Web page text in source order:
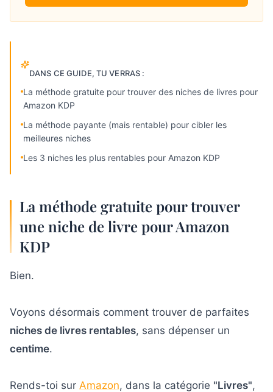
DANS CE GUIDE, TU VERRAS :
La méthode gratuite pour trouver des niches de livres pour
Amazon KDP
La méthode payante (mais rentable) pour cibler les
meilleures niches
Les 3 niches les plus rentables pour Amazon KDP
La méthode gratuite pour trouver
une niche de livre pour Amazon
KDP
Bien.
Voyons désormais comment trouver de parfaites
niches de livres rentables, sans dépenser un
centime.
Rends-toi sur Amazon, dans la catégorie "Livres",